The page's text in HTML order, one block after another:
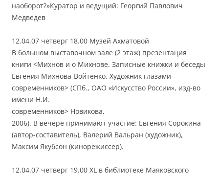
наоборот?»Куратор и ведущий: Георгий Павлович
Медведев
12.04.07 четверг 18.00 Музей Ахматовой
В большом выставочном зале (2 этаж) презентация
книги <Михнов и о Михнове. Записные книжки и беседы
Евгения Михнова-Войтенко. Художник глазами
современников> (СПб., ОАО «Искусство России», изд-во
имени Н.И.
современников> Новикова,
2006). В вечере принимают участие: Евгения Сорокина
(автор-составитель), Валерий Вальран (художник),
Максим Якубсон (кинорежиссер).
12.04.07 четверг 19.00 XL в библиотеке Маяковского